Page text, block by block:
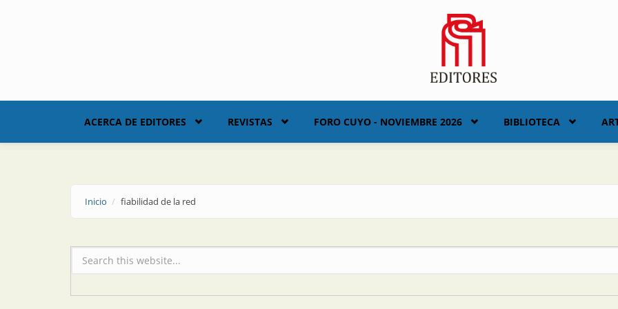
ACERCA DE EDITORES REVISTAS FORO CUYO - NOVIEMBRE 2026 BIBLIOTECA
Inicio fiabilidad de la red
Formulario de búsqueda